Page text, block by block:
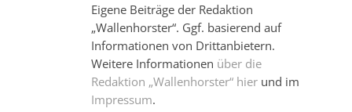
Eigene Beiträge der Redaktion
„Wallenhorster“. Ggf. basierend auf
Informationen von Drittanbietern.
Weitere Informationen über die
Redaktion „Wallenhorster“ hierund im
Impressum.